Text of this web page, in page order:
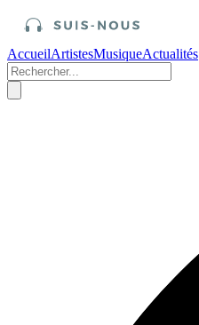
AccueilArtistesMusiqueActualités